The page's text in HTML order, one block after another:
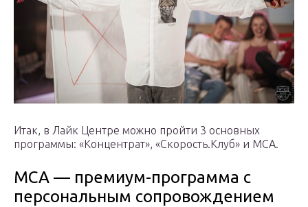
Итак, в Лайк Центре можно пройти 3 основных
программы: «Концентрат», «Скорость.Клуб» и МСА.
МСА — премиум-программа с
персональным сопровождением